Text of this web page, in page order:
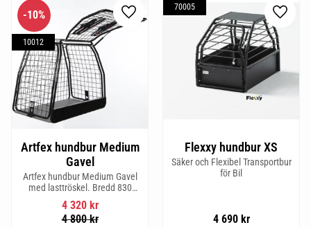
Artfex hundbur Medium
Gavel
Artfex hundbur Medium Gavel
med lasttröskel. Bredd 830
mm, Höjd 675 mm, Djup 495
mm och Vikt 20,1 kg.
4 320kr
4 800kr
10%
10012
Lägg till i favoriter
Flexxy hundbur XS
Säker och Flexibel Transportbur
för Bil
4 690kr
70005
Lägg